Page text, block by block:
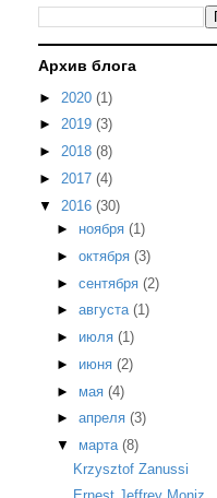
Архив блога
► 2020 (1)
► 2019 (3)
► 2018 (8)
► 2017 (4)
▼ 2016 (30)
► ноября (1)
► октября (3)
► сентября (2)
► августа (1)
► июля (1)
► июня (2)
► мая (4)
► апреля (3)
▼ марта (8)
Krzysztof Zanussi